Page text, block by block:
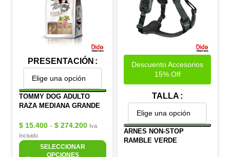
PRESENTACIÓN
TOMMY DOG ADULTO
RAZA MEDIANA GRANDE
$ 15.400 - $ 274.200 Iva
Incluido
SELECCIONAR
OPCIONES
Descuento Accesorios
15% Off
TALLA
ARNES NON-STOP
RAMBLE VERDE